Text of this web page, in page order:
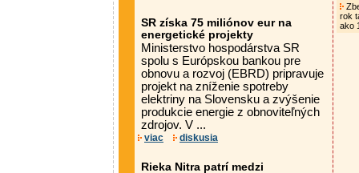
SR získa 75 miliónov eur na
energetické projekty
Ministerstvo hospodárstva SR
spolu s Európskou bankou pre
obnovu a rozvoj (EBRD) pripravuje
projekt na zníženie spotreby
elektriny na Slovensku a zvýšenie
produkcie energie z obnoviteľných
zdrojov. V ...
viac diskusia
Rieka Nitra patrí medzi
rok
ako